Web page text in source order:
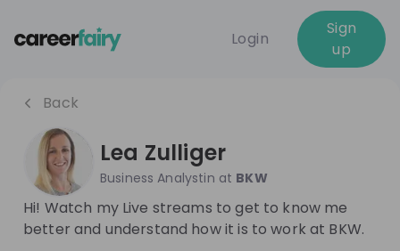
Login
Sign
up
Back
Lea Zulliger
Business Analystin at BKW
Hi! Watch my Live streams to get to know me
better and understand how it is to work at BKW.